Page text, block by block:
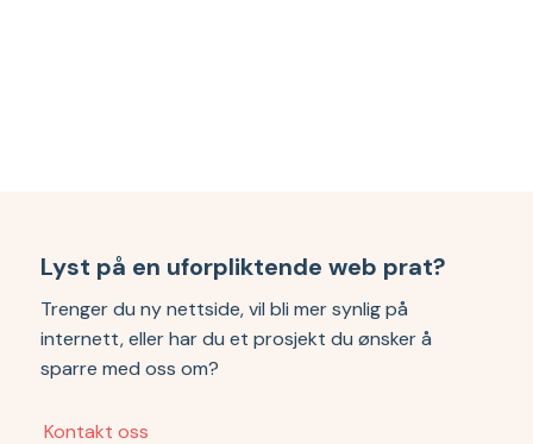
Lyst på en uforpliktende web prat?
Trenger du ny nettside, vil bli mer synlig på
internett, eller har du et prosjekt du ønsker å
sparre med oss om?
Kontakt oss